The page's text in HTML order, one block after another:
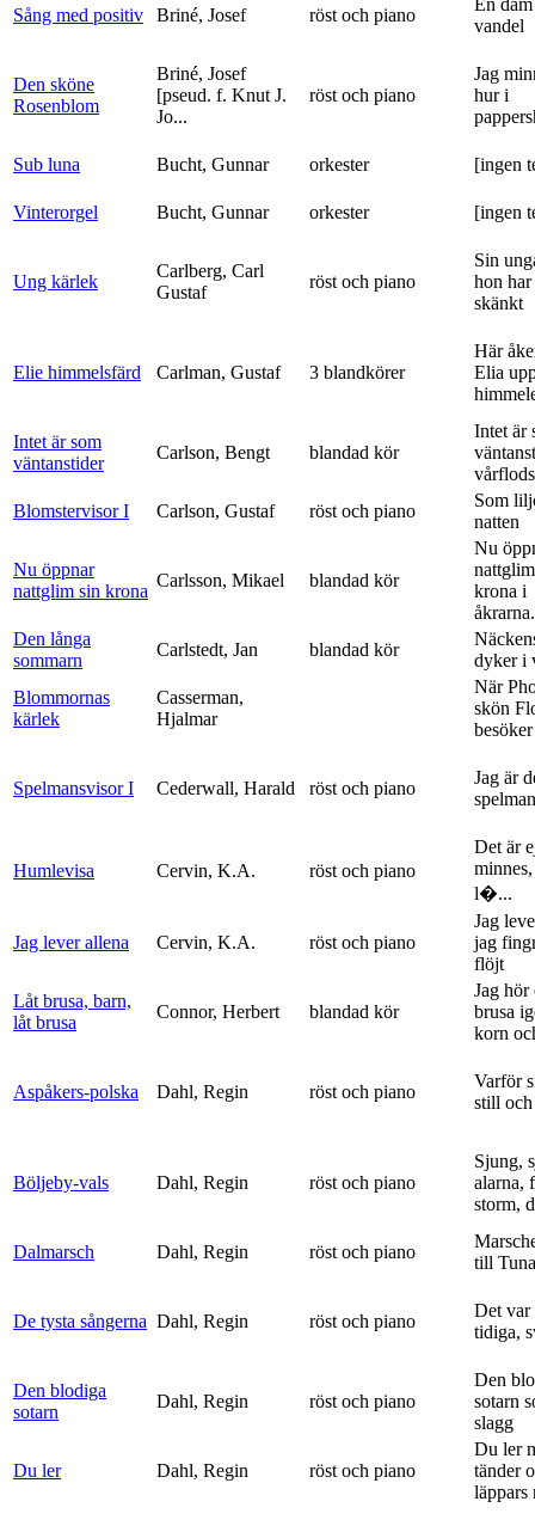
Sång med positiv Briné, Josef röst och piano
vandel
Den sköne
Rosenblom
Briné, Josef
[pseud. f. Knut J.
Jo...
röst och piano
Jag
hur i
Sub luna Bucht, Gunnar orkester [ingen
Vinterorgel Bucht, Gunnar orkester [ingen
Ung kärlek
Carlberg, Carl
Gustaf
röst och piano
Sin
hon
skänkt
Elie himmelsfärd Carlman, Gustaf 3 blandkörer
Här
Elia
Intet är som
väntanstider
Carlson, Bengt blandad kör
Intet är
Blomstervisor I
Carlson, Gustaf röst och piano
Som
natten
Nu öppnar
nattglim sin krona
Carlsson, Mikael blandad kör
Nu
krona i
Den långa
sommarn
Carlstedt, Jan blandad kör
dyker i
Blommornas
kärlek
Casserman,
Hjalmar
När
skön
besöker
Spelmansvisor I Cederwall, Harald röst och piano
Jag är
spelman
Humlevisa Cervin, K.A. röst och piano
Det är
l�...
Jag lever allena Cervin, K.A. röst och piano
Jag
jag
flöjt
Låt brusa, barn,
låt brusa
Connor, Herbert blandad kör
Jag hör
brusa
korn
Aspåkers-polska Dahl, Regin röst och piano
Varför
still
Böljeby-vals Dahl, Regin röst och piano
Sjung,
alarna,
storm,
Dalmarsch Dahl, Regin röst och piano
till Tuna
De tysta sångerna Dahl, Regin röst och piano
Det var
tidiga,
Den blodiga
sotarn
Dahl, Regin röst och piano
Den
sotarn
slagg
Du ler Dahl, Regin röst och piano
Du ler
tänder
läppars